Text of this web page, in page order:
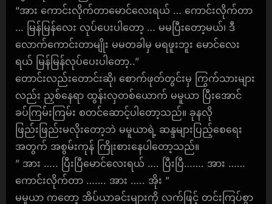
“အား ကောင်းလိုက်တာမောင်လေးရယ် … ကောင်းလိုက်တာ
… မြန်မြန်လေး လုပ်ပေးပါတော့ … မမပြီးတော့မယ်၊ ဒီ
လောက်ကောင်းတာမျိုး မမတခါမှ မရဖူးဘူး မောင်လေး
ရယ် မြန်မြန်လုပ်ပေးပါတော့..”
တောင်းလည်းတောင်းဆို၊ စောက်ဖုတ်တွင်းမှ ကြွက်သားများ
လည်း ညှစ်နေရာ ထွန်းလှတစ်ယောက် မမူယာ ပြီးအောင်
ခပ်ကြမ်းကြမ်း စတင်ဆောင့်ပါတော့သည်။ ခုနလို
ဖြည်းဖြည်းမလိုးတော့ဘဲ မမူယာရဲ့ ဆန္ဒများပြည့်စေရေး
အတွက် အစွမ်းကုန် ကြိုးစားနေပါတော့သည်။
” အား ….. ပြီးပြီမောင်လေးရယ် …. ပြီးပြီ……. အား ……
ကောင်းလိုက်တာ ……. အား ….. အိုး ”
မမူယာ ကတော့ အိပ်ယာခင်းများကို လက်ဖြင့် တင်းကြပ်စွာ